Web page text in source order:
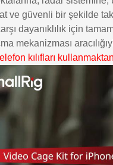
ve güvenli bir şekilde
dayanıklılık için
mekanizması
kılıfları